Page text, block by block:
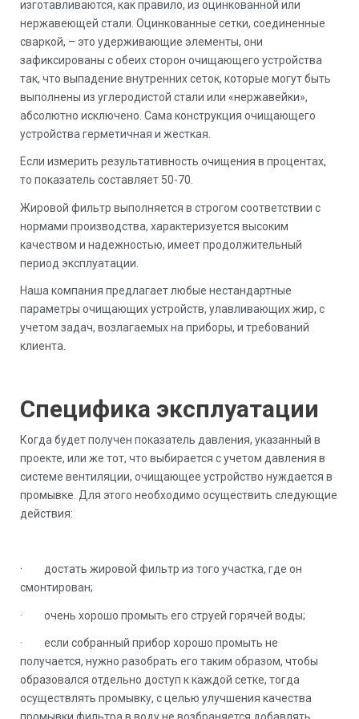
изготавливаются, как правило, из оцинкованной или
нержавеющей стали. Оцинкованные сетки, соединенные
сваркой, – это удерживающие элементы, они
зафиксированы с обеих сторон очищающего устройства
так, что выпадение внутренних сеток, которые могут быть
выполнены из углеродистой стали или «нержавейки»,
абсолютно исключено. Сама конструкция очищающего
устройства герметичная и жесткая.
Если измерить результативность очищения в процентах,
то показатель составляет 50-70.
Жировой фильтр выполняется в строгом соответствии с
нормами производства, характеризуется высоким
качеством и надежностью, имеет продолжительный
период эксплуатации.
Наша компания предлагает любые нестандартные
параметры очищающих устройств, улавливающих жир, с
учетом задач, возлагаемых на приборы, и требований
клиента.
Специфика эксплуатации
Когда будет получен показатель давления, указанный в
проекте, или же тот, что выбирается с учетом давления в
системе вентиляции, очищающее устройство нуждается в
промывке. Для этого необходимо осуществить следующие
действия:
· достать жировой фильтр из того участка, где он
смонтирован;
· очень хорошо промыть его струей горячей воды;
· если собранный прибор хорошо промыть не
получается, нужно разобрать его таким образом, чтобы
образовался отдельно доступ к каждой сетке, тогда
осуществлять промывку, с целью улучшения качества